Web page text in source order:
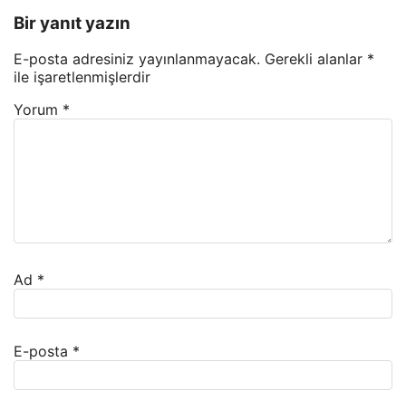
Bir yanıt yazın
E-posta adresiniz yayınlanmayacak. Gerekli alanlar *
ile işaretlenmişlerdir
Yorum *
Ad *
E-posta *